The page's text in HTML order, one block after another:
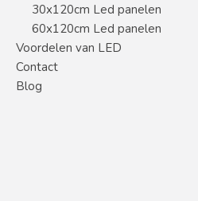
30x120cm Led panelen
60x120cm Led panelen
Voordelen van LED
Contact
Blog